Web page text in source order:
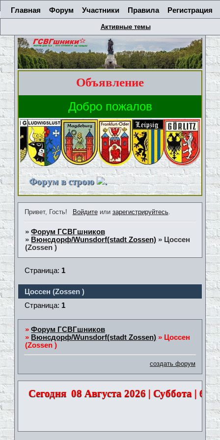
Главная Форум Участники Правила Регистрация
Активные темы
Объявление
Форум в строю .
Привет, Гость! Войдитеили зарегистрируйтесь.
»Форум ГСВГшников
» Вюнсдорф/Wunsdorf(stadt Zossen) » Цоссен
(Zossen )
Цоссен (Zossen )
Страница: 1
Страница: 1
»Форум ГСВГшников
» Вюнсдорф/Wunsdorf(stadt Zossen) » Цоссен
(Zossen )
создать форум
Сегодня 08 Августа 2026 | Суббота |